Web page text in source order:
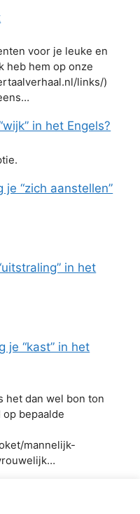
voor je leuke en
heb hem op onze
links/)
in het Engels?
je “zich aanstellen”
in het
je “kast” in het
het dan wel bon ton
bepaalde
mannelijk-